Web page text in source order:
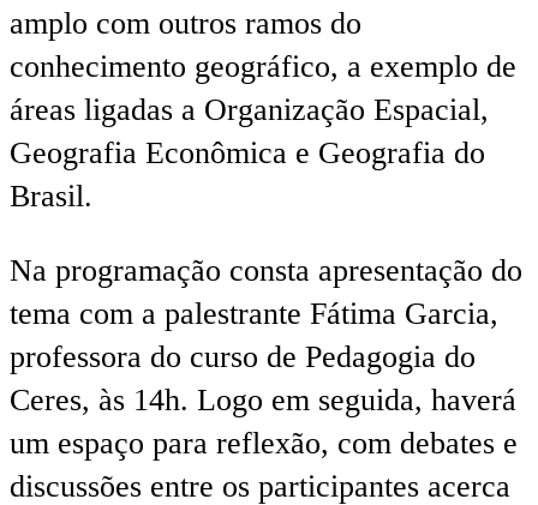
amplo com outros ramos do
conhecimento geográfico, a exemplo de
áreas ligadas a Organização Espacial,
Geografia Econômica e Geografia do
Brasil.
Na programação consta apresentação do
tema com a palestrante Fátima Garcia,
professora do curso de Pedagogia do
Ceres, às 14h. Logo em seguida, haverá
um espaço para reflexão, com debates e
discussões entre os participantes acerca